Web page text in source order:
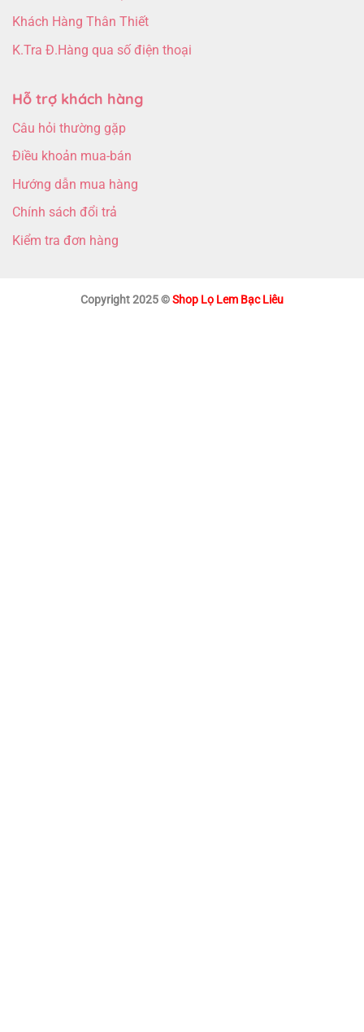
Khách Hàng Thân Thiết
K.Tra Đ.Hàng qua số điện thoại
Hỗ trợ khách hàng
Câu hỏi thường gặp
Điều khoản mua-bán
Hướng dẫn mua hàng
Chính sách đổi trả
Kiểm tra đơn hàng
Copyright 2025 ©Shop Lọ Lem Bạc Liêu